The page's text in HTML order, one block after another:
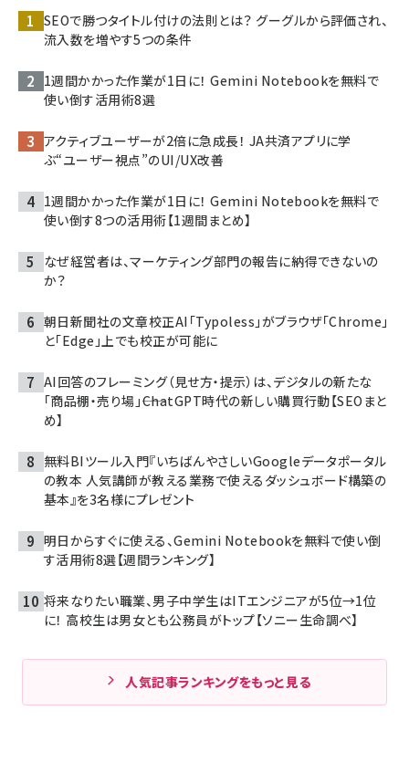
SEOで勝つタイトル付けの法則とは？ グーグルから評価され、
流入数を増やす5つの条件
1週間かかった作業が1日に！ Gemini Notebookを無料で
使い倒す活用術8選
アクティブユーザーが2倍に急成長！ JA共済アプリに学
ぶ“ユーザー視点”のUI/UX改善
1週間かかった作業が1日に！ Gemini Notebookを無料で
使い倒す8つの活用術【1週間まとめ】
なぜ経営者は、マーケティング部門の報告に納得できないの
か？
朝日新聞社の文章校正AI「Typoless」がブラウザ「Chrome」
と「Edge」上でも校正が可能に
AI回答のフレーミング（見せ方・提示）は、デジタルの新たな
「商品棚・売り場」――ChatGPT時代の新しい購買行動【SEOまと
め】
無料BIツール入門『いちばんやさしいGoogleデータポータル
の教本 人気講師が教える業務で使えるダッシュボード構築の
基本』を3名様にプレゼント
明日からすぐに使える、Gemini Notebookを無料で使い倒
す活用術8選【週間ランキング】
将来なりたい職業、男子中学生はITエンジニアが5位→1位
に！ 高校生は男女とも公務員がトップ【ソニー生命調べ】
人気記事ランキングをもっと見る